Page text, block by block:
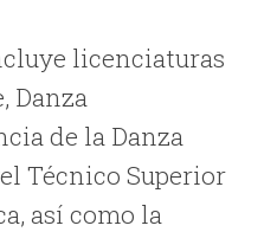
licenciaturas
Danza
de la Danza
Técnico Superior
así como la